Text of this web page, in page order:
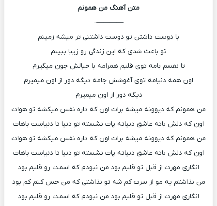
متن آهنگ من همونم
————-
با دوست داشتن تو دوست داشتنی تر میشه زمینم
تو باعث شدی که این زندگی رو زیبا ببینم
تا نفسم بامه توی قلبم همرامه با خیالش جون میگیرم
اون همه دنیامه توی آغوشش جامه دیگه دور از اون میمیرم
دیگه دور از اون میمیرم
من همونم که دیوونه میشه برات اون که داره نفس میکشه تو هوات
اون که دلش باته عاشق دنیاته پات نشسته تو دنیا تا دنیاست باهات
من همونم که دیوونه میشه برات اون که داره نفس میکشه تو هوات
اون که دلش باته عاشق دنیاته پات نشسته تو دنیا تا دنیاست باهات
انگاری مهرت از قبل تو قلبم بود من نبودم که اسمت رو قلبم بود
من نذاشتم یه مو از سرت کم شه تو نذاشتی که من حس کنم کم بود
انگاری مهرت از قبل تو قلبم بود من نبودم که اسمت رو قلبم بود